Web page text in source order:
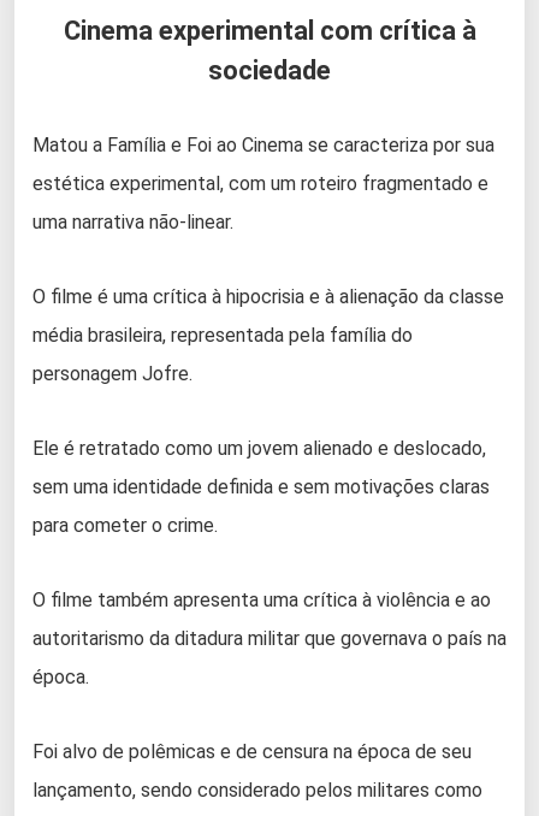
Cinema experimental com crítica à
sociedade
Matou a Família e Foi ao Cinema se caracteriza por sua
estética experimental, com um roteiro fragmentado e
uma narrativa não-linear.
O filme é uma crítica à hipocrisia e à alienação da classe
média brasileira, representada pela família do
personagem Jofre.
Ele é retratado como um jovem alienado e deslocado,
sem uma identidade definida e sem motivações claras
para cometer o crime.
O filme também apresenta uma crítica à violência e ao
autoritarismo da ditadura militar que governava o país na
época.
Foi alvo de polêmicas e de censura na época de seu
lançamento, sendo considerado pelos militares como